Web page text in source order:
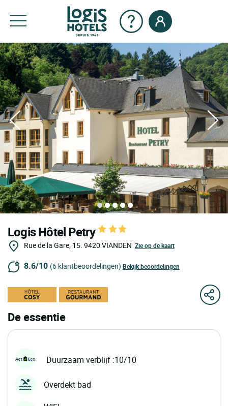
Logis Hôtel Petry
Rue de la Gare, 15. 9420 VIANDEN Zie op de kaart
8.6/10 (6 klantbeoordelingen) Bekijk beoordelingen
De essentie
Duurzaam verblijf :10/10
Overdekt bad